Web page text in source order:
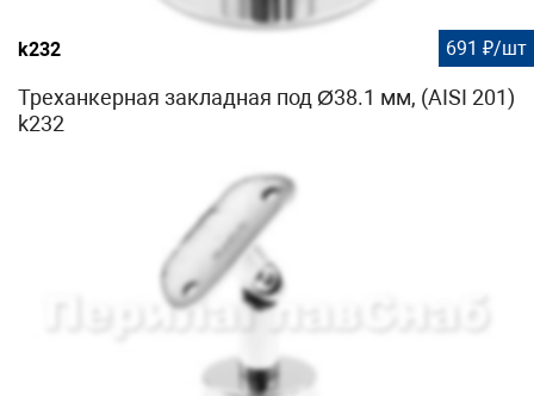
k232 691 ₽/шт
Треханкерная закладная под Ø38.1 мм, (AISI 201)
k232